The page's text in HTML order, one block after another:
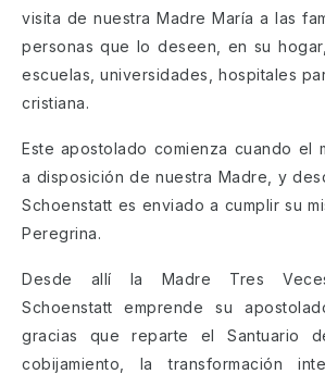
visita de nuestra Madre María a las
personas que lo deseen, en su
escuelas, universidades, hospitales
cristiana.
Este apostolado comienza cuando el
a disposición de nuestra Madre, y
Schoenstatt es enviado a cumplir su
Peregrina.
Desde allí la Madre Tres
Schoenstatt emprende su
gracias que reparte el Santuario
cobijamiento, la transformación